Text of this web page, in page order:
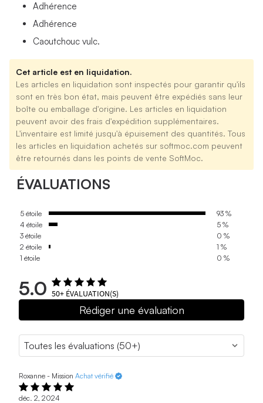
Adhérence
Adhérence
Caoutchouc vulc.
Cet article est en liquidation.
Les articles en liquidation sont inspectés pour garantir qu'ils
sont en très bon état, mais peuvent être expédiés sans leur
boîte ou emballage d'origine. Les articles en liquidation
peuvent avoir des frais d'expédition supplémentaires.
L'inventaire est limité jusqu'à épuisement des quantités. Tous
les articles en liquidation achetés sur softmoc.com peuvent
être retournés dans les points de vente SoftMoc.
ÉVALUATIONS
5 étoile
93 %
4 étoile
5 %
3 étoile
0 %
2 étoile
1 %
1 étoile
0 %
5.0 50+ ÉVALUATION(S)
Rédiger une évaluation
Roxanne - Mission Achat vérifié
déc. 2, 2024